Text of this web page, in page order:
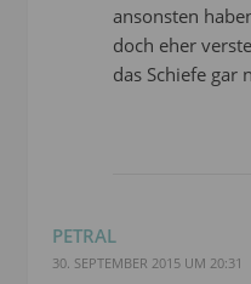
ansonsten
doch eher
das Schiefe gar
PETRAL
30. SEPTEMBER 2015 UM 20:31